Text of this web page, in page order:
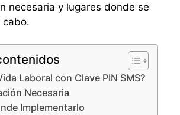
necesaria y lugares donde se
cabo.
Laboral con Clave PIN SMS?
Necesaria
Implementarlo